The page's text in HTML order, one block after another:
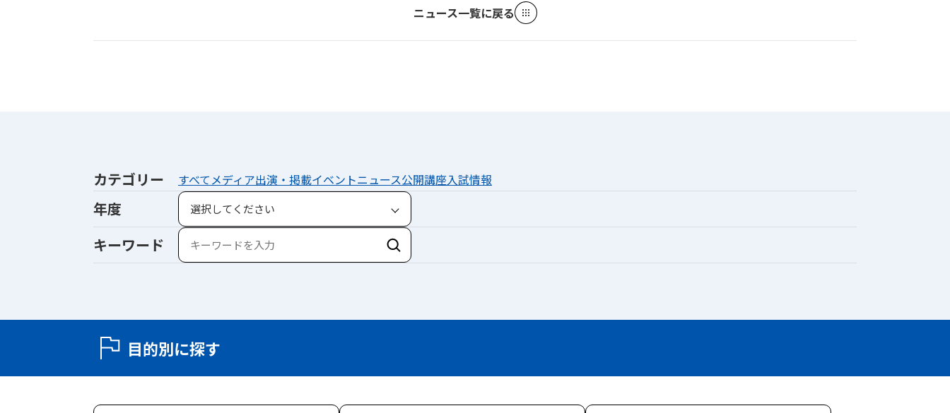
ニュース一覧に戻る
カテゴリー すべて メディア出演・掲載イベントニュース公開講座入試情報
年度
キーワード
検索
目的別に探す